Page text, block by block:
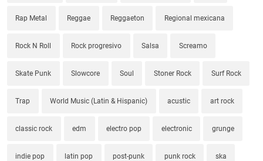
Rap Metal Reggae Reggaeton Regional mexicana
Rock N Roll Rock progresivo Salsa Screamo
Skate Punk Slowcore Soul Stoner Rock Surf Rock
Trap World Music (Latin & Hispanic) acustic art rock
classic rock edm electro pop electronic grunge
indie pop latin pop post-punk punk rock ska